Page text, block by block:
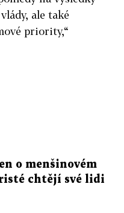
ale také
priority,“
o menšinovém
chtějí své lidi